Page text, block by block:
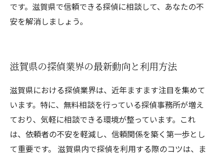
です。滋賀県で信頼できる探偵に相談して、あなたの不
安を解消しましょう。
滋賀県の探偵業界の最新動向と利用方法
滋賀県における探偵業界は、近年ますます注目を集めて
います。特に、無料相談を行っている探偵事務所が増え
ており、気軽に相談できる環境が整っています。これ
は、依頼者の不安を軽減し、信頼関係を築く第一歩とし
て重要です。 滋賀県内で探偵を利用する際のコツは、ま